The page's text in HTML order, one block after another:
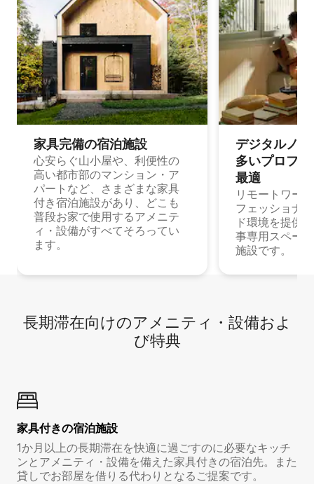
家具完備の宿⁠泊⁠施⁠設
心安らぐ山小屋や、利便性の
高い都市部のマンション・ア
パートなど、さまざまな家具
付き宿泊施設があり、どこも
普段お家で使用するアメニテ
ィ・設備がすべてそろってい
ます。
デジタルノ
多⁠いプ⁠ロ⁠フ⁠
最⁠適
リモートワー
フェッショナ
ド環境を提供
事専用スペー
施設です。
長期滞在向け⁠のア⁠メ⁠ニ⁠テ⁠ィ⁠・設⁠備⁠およ
び特⁠典
家具付き⁠の宿⁠泊⁠施⁠設
1か月以上の長期滞在を快適に過ごすのに必要なキッチ
ンとアメニティ・設備を備えた家具付きの宿泊先。また
貸しでお部屋を借りる代わりとなるご提案です。